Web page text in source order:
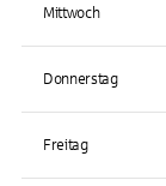
Mittwoch
Donnerstag
Freitag